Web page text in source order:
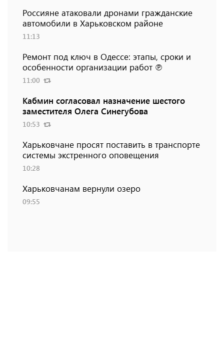
Россияне атаковали дронами гражданские
автомобили в Харьковском районе
11:13
Ремонт под ключ в Одессе: этапы, сроки и
особенности организации работ ℗
11:00
Кабмин согласовал назначение шестого
заместителя Олега Синегубова
10:53
Харьковчане просят поставить в транспорте
системы экстренного оповещения
10:28
Харьковчанам вернули озеро
09:55